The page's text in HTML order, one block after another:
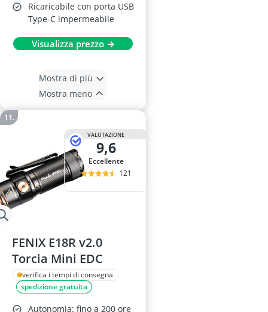
Ricaricabile con porta USB
Type-C impermeabile
Visualizza prezzo →
Mostra di più
Mostra meno
VALUTAZIONE
9,6
Eccellente
121
FENIX E18R v2.0
Torcia Mini EDC
verifica i tempi di consegna
spedizione gratuita
Autonomia: fino a 200 ore